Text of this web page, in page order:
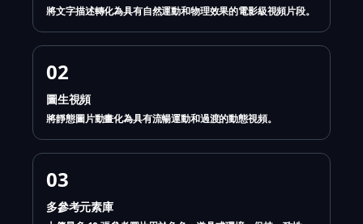
將文字描述轉化為具有自然運動和物理效果的電影級視頻片段。
02
圖生視頻
將靜態圖片動畫化為具有流暢運動和過渡的動態視頻。
03
多參考元素庫